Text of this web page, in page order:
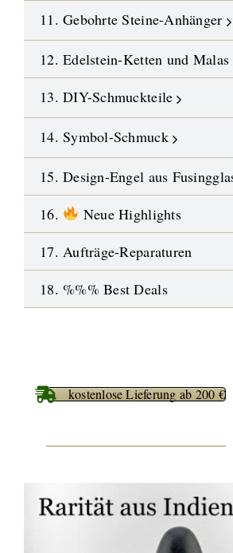
11. Gebohrte Steine-Anhänger
12. Edelstein-Ketten und Malas
13. DIY-Schmuckteile
14. Symbol-Schmuck
15. Design-Engel aus
16.
Neue Highlights
17. Aufträge-Reparaturen
18. %%% Best Deals
kostenlose Lieferung ab 200 €